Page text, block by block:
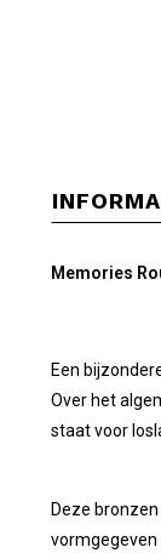
Memories
Een
Over het
staat voor
Deze
vormgegeven